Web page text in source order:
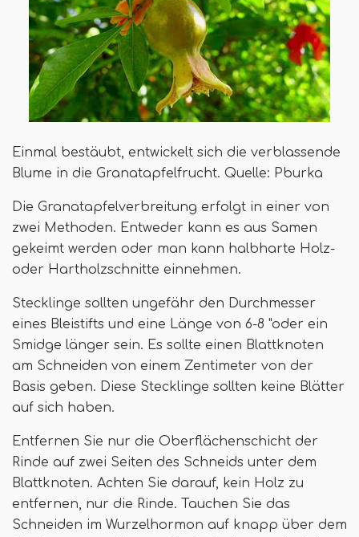
Einmal bestäubt, entwickelt sich die verblassende
Blume in die Granatapfelfrucht. Quelle: Pburka
Die Granatapfelverbreitung erfolgt in einer von
zwei Methoden. Entweder kann es aus Samen
gekeimt werden oder man kann halbharte Holz-
oder Hartholzschnitte einnehmen.
Stecklinge sollten ungefähr den Durchmesser
eines Bleistifts und eine Länge von 6-8 "oder ein
Smidge länger sein. Es sollte einen Blattknoten
am Schneiden von einem Zentimeter von der
Basis geben. Diese Stecklinge sollten keine Blätter
auf sich haben.
Entfernen Sie nur die Oberflächenschicht der
Rinde auf zwei Seiten des Schneids unter dem
Blattknoten. Achten Sie darauf, kein Holz zu
entfernen, nur die Rinde. Tauchen Sie das
Schneiden im Wurzelhormon auf knapp über dem